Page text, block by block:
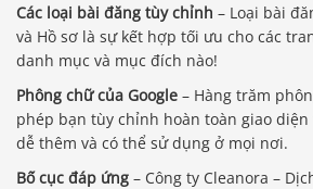
Các loại bài đăng tùy chỉnh – Loại bài
và Hồ sơ là sự kết hợp tối ưu cho các
danh mục và mục đích nào!
Phông chữ của Google – Hàng trăm
phép bạn tùy chỉnh hoàn toàn giao
dễ thêm và có thể sử dụng ở mọi nơi.
Bố cục đáp ứng – Công ty Cleanora –